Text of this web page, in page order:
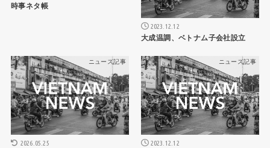
時事ネタ帳
2023.12.12
大成温調、ベトナム子会社設立
ニュース記事
2026.05.25
ニュース記事
2023.12.12